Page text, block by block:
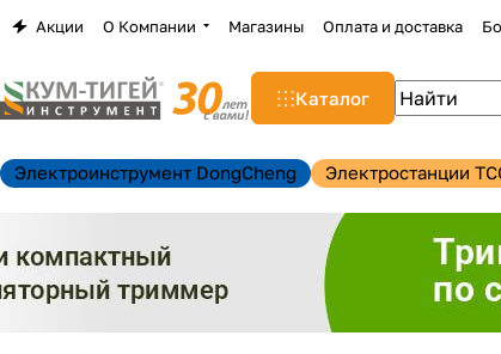
Акции О Компании Магазины Оплата и доставка
Каталог
Электроинструмент DongCheng Электростанции